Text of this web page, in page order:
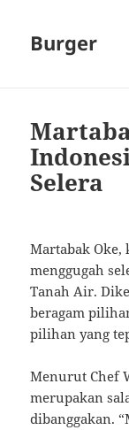
Burger
Selera
Martabak
menggugah
Tanah Air.
beragam
pilihan yang
Menurut Chef
merupakan
dibanggakan.